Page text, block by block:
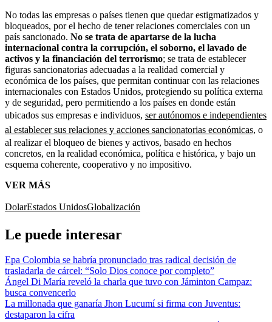
No todas las empresas o países tienen que quedar estigmatizados y
bloqueados, por el hecho de tener relaciones comerciales con un
país sancionado. No se trata de apartarse de la lucha
internacional contra la corrupción, el soborno, el lavado de
activos y la financiación del terrorismo; se trata de establecer
figuras sancionatorias adecuadas a la realidad comercial y
económica de los países, que permitan continuar con las relaciones
internacionales con Estados Unidos, protegiendo su política externa
y de seguridad, pero permitiendo a los países en donde están
ubicados sus empresas e individuos, ser autónomos e independientes
al establecer sus relaciones y acciones sancionatorias económicas, o
al realizar el bloqueo de bienes y activos, basado en hechos
concretos, en la realidad económica, política e histórica, y bajo un
esquema coherente, cooperativo y no impositivo.
VER MÁS
DolarEstados UnidosGlobalización
Le puede interesar
Epa Colombia se habría pronunciado tras radical decisión de
trasladarla de cárcel: “Solo Dios conoce por completo”
Ángel Di María reveló la charla que tuvo con Jáminton Campaz:
busca convencerlo
La millonada que ganaría Jhon Lucumí si firma con Juventus:
destaparon la cifra